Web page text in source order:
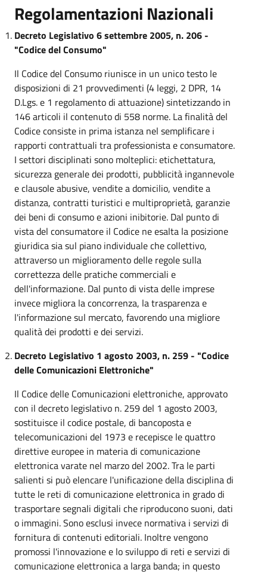
Regolamentazioni Nazionali
Decreto Legislativo 6 settembre 2005, n. 206 -
"Codice del Consumo"
Il Codice del Consumo riunisce in un unico testo le
disposizioni di 21 provvedimenti (4 leggi, 2 DPR, 14
D.Lgs. e 1 regolamento di attuazione) sintetizzando in
146 articoli il contenuto di 558 norme. La finalità del
Codice consiste in prima istanza nel semplificare i
rapporti contrattuali tra professionista e consumatore.
I settori disciplinati sono molteplici: etichettatura,
sicurezza generale dei prodotti, pubblicità ingannevole
e clausole abusive, vendite a domicilio, vendite a
distanza, contratti turistici e multiproprietà, garanzie
dei beni di consumo e azioni inibitorie. Dal punto di
vista del consumatore il Codice ne esalta la posizione
giuridica sia sul piano individuale che collettivo,
attraverso un miglioramento delle regole sulla
correttezza delle pratiche commerciali e
dell'informazione. Dal punto di vista delle imprese
invece migliora la concorrenza, la trasparenza e
l'informazione sul mercato, favorendo una migliore
qualità dei prodotti e dei servizi.
Decreto Legislativo 1 agosto 2003, n. 259 - "Codice
delle Comunicazioni Elettroniche"
Il Codice delle Comunicazioni elettroniche, approvato
con il decreto legislativo n. 259 del 1 agosto 2003,
sostituisce il codice postale, di bancoposta e
telecomunicazioni del 1973 e recepisce le quattro
direttive europee in materia di comunicazione
elettronica varate nel marzo del 2002. Tra le parti
salienti si può elencare l'unificazione della disciplina di
tutte le reti di comunicazione elettronica in grado di
trasportare segnali digitali che riproducono suoni, dati
o immagini. Sono esclusi invece normativa i servizi di
fornitura di contenuti editoriali. Inoltre vengono
promossi l'innovazione e lo sviluppo di reti e servizi di
comunicazione elettronica a larga banda; in questo